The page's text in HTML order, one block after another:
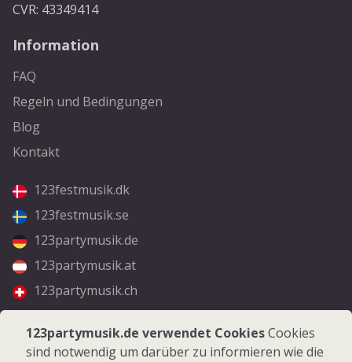
CVR: 43349414
Information
FAQ
Regeln und Bedingungen
Blog
Kontakt
123festmusik.dk
123festmusik.se
123partymusik.de
123partymusik.at
123partymusik.ch
Folgen Sie uns
Facebook
123partymusik.de verwendet CookiesCookies
sind notwendig um darüber zu informieren wie die